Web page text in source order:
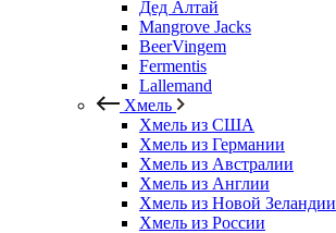
Дед Алтай
Mangrove Jacks
BeerVingem
Fermentis
Lallemand
Хмель
Хмель из США
Хмель из Германии
Хмель из Австралии
Хмель из Англии
Хмель из Новой Зеландии
Хмель из России